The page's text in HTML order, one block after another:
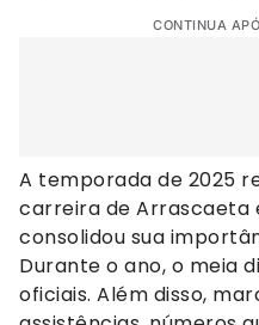
CONTINUA
A temporada de 2025
carreira de Arrascaeta
consolidou sua
Durante o ano, o meia
oficiais. Além disso,